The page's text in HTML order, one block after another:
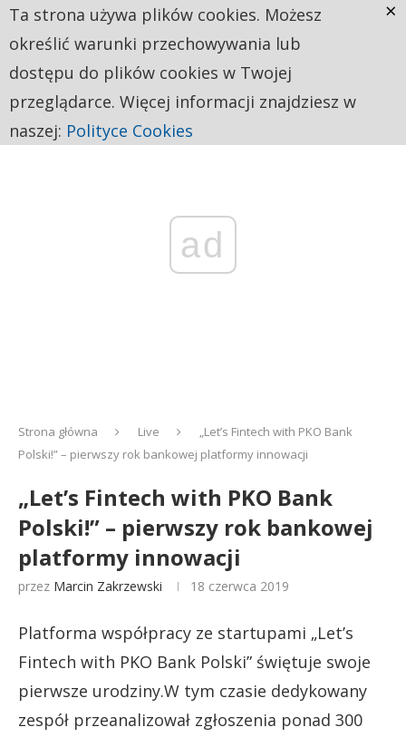
ad
Strona główna Live
„Let’s Fintech with PKO Bank
Polski!” – pierwszy rok bankowej platformy innowacji
„Let’s Fintech with PKO Bank
Polski!” – pierwszy rok bankowej
platformy innowacji
przez Marcin Zakrzewski 18 czerwca 2019
Platforma współpracy ze startupami „Let’s
Fintech with PKO Bank Polski” świętuje swoje
pierwsze urodziny.W tym czasie dedykowany
zespół przeanalizował zgłoszenia ponad 300
Ta strona używa plików cookies. Możesz
określić warunki przechowywania lub
dostępu do plików cookies w Twojej
przeglądarce. Więcej informacji znajdziesz w
naszej: Polityce Cookies
×